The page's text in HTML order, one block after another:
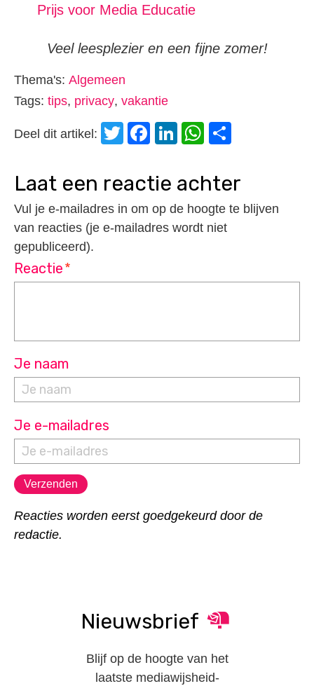
Prijs voor Media Educatie
Veel leesplezier en een fijne zomer!
Thema's: Algemeen
Tags: tips, privacy, vakantie
Deel dit artikel: Twitter
Facebook
LinkedIn
WhatsApp
laat een reactie achter
Vul je e-mailadres in om op de hoogte te blijven
van reacties (je e-mailadres wordt niet
gepubliceerd).
Reactie*
Je naam
Je e-mailadres
Reacties worden eerst goedgekeurd door de
redactie.
Nieuwsbrief
Blijf op de hoogte van het
laatste mediawijsheid-